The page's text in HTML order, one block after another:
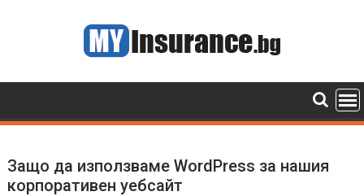
Защо да използваме WordPress за нашия
корпоративен уебсайт